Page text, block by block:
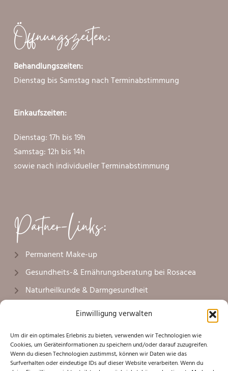
Einwilligung verwalten
Um dir ein optimales Erlebnis zu bieten, verwenden wir Technologien wie
Cookies, um Geräteinformationen zu speichern und/oder darauf zuzugreifen.
Wenn du diesen Technologien zustimmst, können wir Daten wie das
Surfverhalten oder eindeutige IDs auf dieser Website verarbeiten. Wenn du
Öffnungszeiten:
Behandlungszeiten:
Dienstag bis Samstag nach Terminabstimmung
Einkaufszeiten:
Dienstag: 17h bis 19h
Samstag: 12h bis 14h
sowie nach individueller Terminabstimmung
Partner-Links:
Permanent Make-up
Gesundheits-& Ernährungsberatung bei Rosacea
Naturheilkunde & Darmgesundheit
Naturheilkunde & Faltenunterspritzung
Plastische Chirurgie Lüneburg
Plastische Chirurgie Hamburg